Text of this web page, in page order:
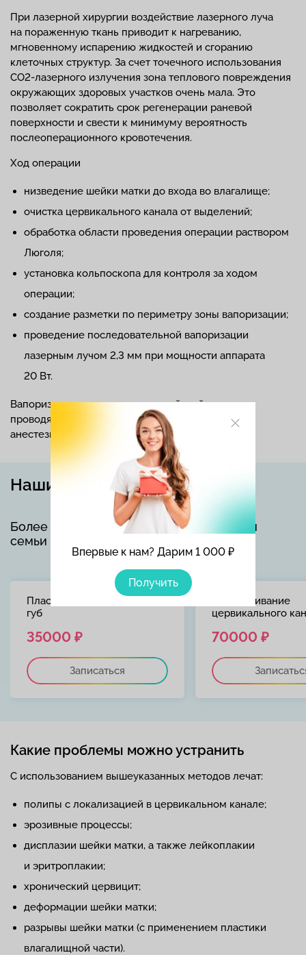
Впервые к нам? Дарим 1 000 ₽
Получить
При лазерной хирургии воздействие лазерного луча
на пораженную ткань приводит к нагреванию,
мгновенному испарению жидкостей и сгоранию
клеточных структур. За счет точечного использования
СО2-лазерного излучения зона теплового повреждения
окружающих здоровых участков очень мала. Это
позволяет сократить срок регенерации раневой
поверхности и свести к минимуму вероятность
послеоперационного кровотечения.
Ход операции
низведение шейки матки до входа во влагалище;
очистка цервикального канала от выделений;
обработка области проведения операции раствором
Люголя;
установка кольпоскопа для контроля за ходом
операции;
создание разметки по периметру зоны вапоризации;
проведение последовательной вапоризации
лазерным лучом 2,3 мм при мощности аппарата
20 Вт.
Вапоризацию пораженных тканей шейки матки
проводят в амбулаторных условиях под местной
анестезией.
Наши услуги
Более 5500 медицинских услуг для всей
семьи по доступным ценам.
Пластика малых половых
губ
35000 ₽
Записаться
Выскабливание
цервикального
70000 ₽
Какие проблемы можно устранить
С использованием вышеуказанных методов лечат:
полипы с локализацией в цервикальном канале;
эрозивные процессы;
дисплазии шейки матки, а также лейкоплакии
и эритроплакии;
хронический цервицит;
деформации шейки матки;
разрывы шейки матки (с применением пластики
влагалищной части).